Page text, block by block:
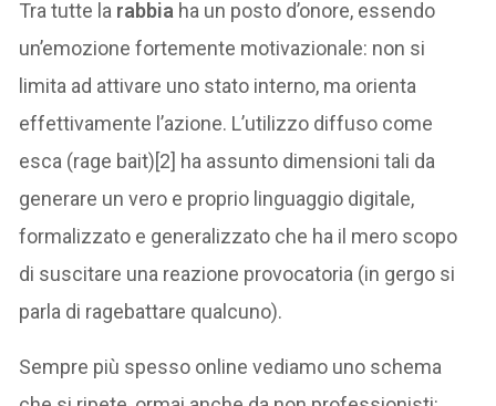
Tra tutte la rabbia ha un posto d’onore, essendo
un’emozione fortemente motivazionale: non si
limita ad attivare uno stato interno, ma orienta
effettivamente l’azione. L’utilizzo diffuso come
esca (rage bait)[2] ha assunto dimensioni tali da
generare un vero e proprio linguaggio digitale,
formalizzato e generalizzato che ha il mero scopo
di suscitare una reazione provocatoria (in gergo si
parla di ragebattare qualcuno).
Sempre più spesso online vediamo uno schema